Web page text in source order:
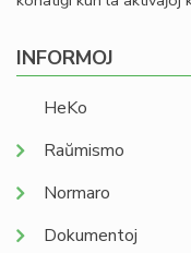
INFORMOJ
HeKo
Raŭmismo
Normaro
Dokumentoj